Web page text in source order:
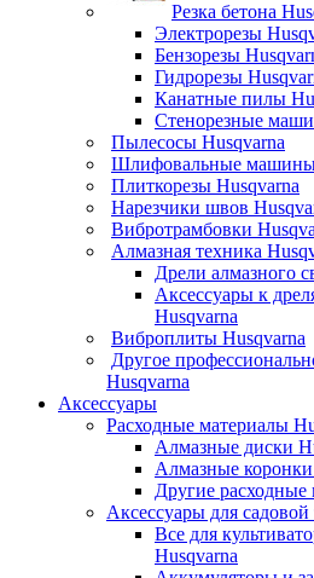
Резка бетона
Электрорезы
Бензорезы
Гидрорезы
Канатные пилы
Стенорезные
Пылесосы Husqvarna
Шлифовальные машины
Плиткорезы Husqvarna
Нарезчики швов
Вибротрамбовки
Алмазная техника
Дрели алмазного
Аксессуары к
Husqvarna
Виброплиты Husqvarna
Другое
Husqvarna
Аксессуары
Расходные материалы
Алмазные диски
Алмазные
Другие расходные
Аксессуары для
Все для
Husqvarna